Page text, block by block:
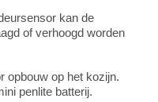
kan de
of verhoogd worden
opbouw op het kozijn.
penlite batterij.